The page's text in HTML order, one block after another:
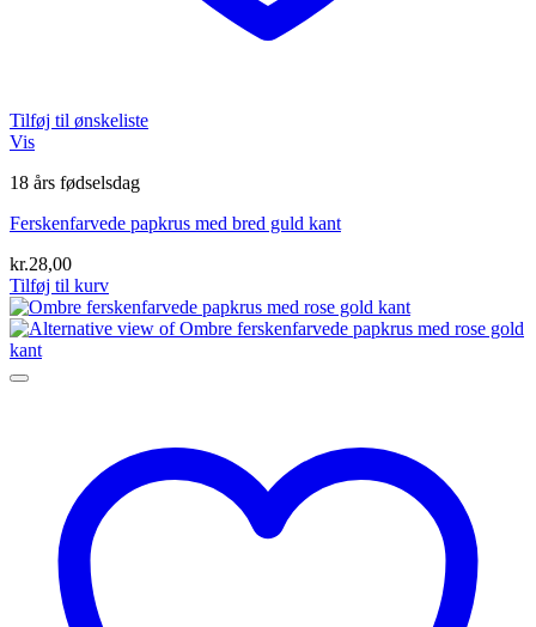
Tilføj til ønskeliste
Vis
18 års fødselsdag
Ferskenfarvede papkrus med bred guld kant
kr.28,00
Tilføj til kurv